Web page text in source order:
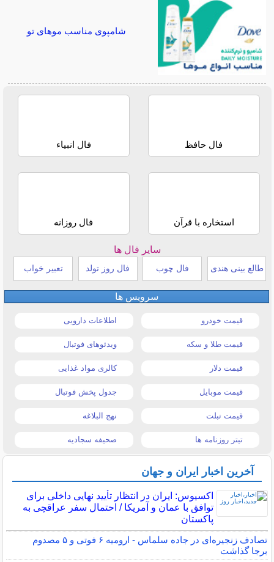
شامپوی مناسب موهای تو
فال حافظ فال انبیاء
استخاره با قرآن فال روزانه
سایر فال ها
طالع بینی هندی فال چوب فال روز تولد تعبیر خواب
سرویس ها
قیمت خودرو اطلاعات دارویی
قیمت طلا و سکه ویدئوهای فوتبال
قیمت دلار کالری مواد غذایی
قیمت موبایل جدول پخش فوتبال
قیمت تبلت نهج البلاغه
تیتر روزنامه ها صحیفه سجادیه
آخرین اخبار ایران و جهان
اکسیوس: ایران در انتظار تأیید نهایی داخلی برای
توافق با عمان و آمریکا / احتمال سفر عراقچی به
پاکستان
تصادف زنجیره‌ای در جاده سلماس - ارومیه ۶ فوتی و ۵ مصدوم
برجا گذاشت